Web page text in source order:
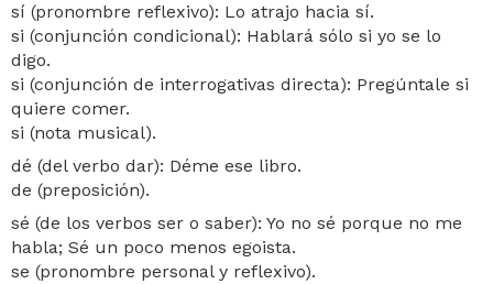
sí (pronombre reflexivo): Lo atrajo hacia sí.
si (conjunción condicional): Hablará sólo si yo se lo
digo.
si (conjunción de interrogativas directa): Pregúntale si
quiere comer.
si (nota musical).
dé (del verbo dar): Déme ese libro.
de (preposición).
sé (de los verbos ser o saber): Yo no sé porque no me
habla; Sé un poco menos egoista.
se (pronombre personal y reflexivo).